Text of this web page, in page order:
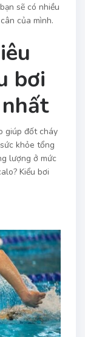
sẽ có nhiều
của mình.
bơi
giúp đốt cháy
khỏe tổng
lượng ở mức
Kiểu bơi